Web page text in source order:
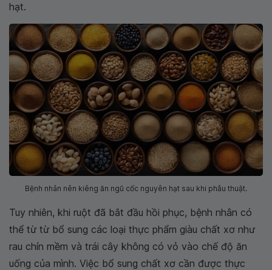
hạt.
Bệnh nhân nên kiêng ăn ngũ cốc nguyên hạt sau khi phẫu thuật.
Tuy nhiên, khi ruột đã bắt đầu hồi phục, bệnh nhân có
thể từ từ bổ sung các loại thực phẩm giàu chất xơ như
rau chín mềm và trái cây không có vỏ vào chế độ ăn
uống của mình. Việc bổ sung chất xơ cần được thực